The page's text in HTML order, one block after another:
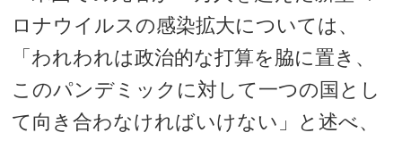
ロナウイルスの感染拡大については、
「われわれは政治的な打算を脇に置き、
このパンデミックに対して一つの国とし
て向き合わなければいけない」と述べ、